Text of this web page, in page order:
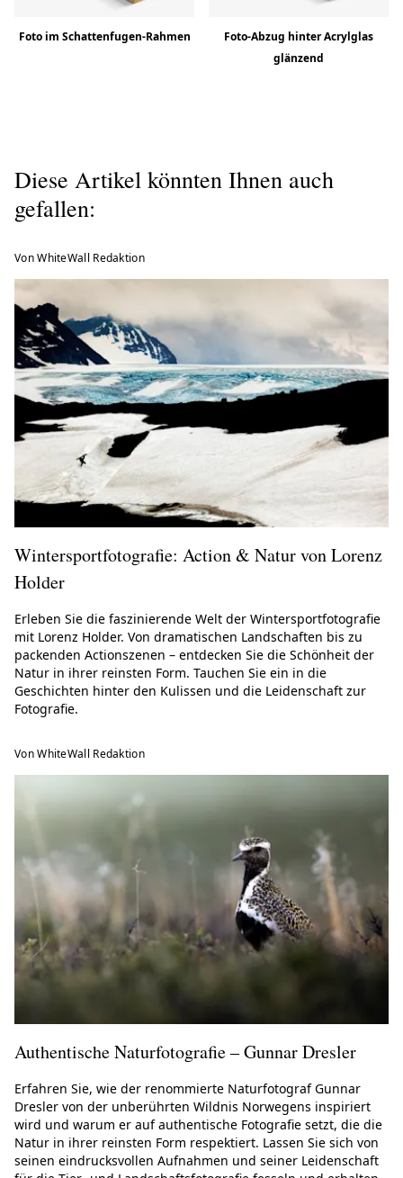
Foto im Schattenfugen-Rahmen
Foto-Abzug hinter Acrylglas
glänzend
Diese Artikel könnten Ihnen auch
gefallen:
Von WhiteWall Redaktion
Wintersportfotografie: Action & Natur von Lorenz
Holder
Erleben Sie die faszinierende Welt der Wintersportfotografie
mit Lorenz Holder. Von dramatischen Landschaften bis zu
packenden Actionszenen – entdecken Sie die Schönheit der
Natur in ihrer reinsten Form. Tauchen Sie ein in die
Geschichten hinter den Kulissen und die Leidenschaft zur
Fotografie.
Von WhiteWall Redaktion
Authentische Naturfotografie ‒ Gunnar Dresler
Erfahren Sie, wie der renommierte Naturfotograf Gunnar
Dresler von der unberührten Wildnis Norwegens inspiriert
wird und warum er auf authentische Fotografie setzt, die die
Natur in ihrer reinsten Form respektiert. Lassen Sie sich von
seinen eindrucksvollen Aufnahmen und seiner Leidenschaft